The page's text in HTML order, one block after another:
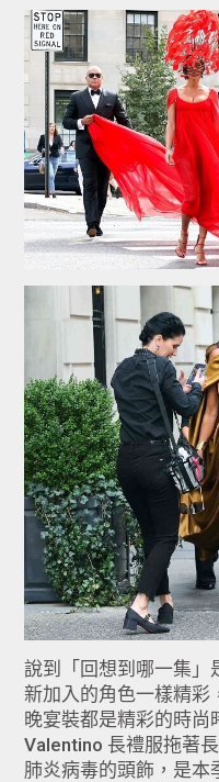
說到「回想到哪一集」
新加入的角色一樣精彩
晚宴裝都是精彩的時尚
Valentino 長禮服拖著
肺炎病毒的頭飾，是本